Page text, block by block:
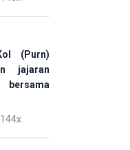
(Purn)
jajaran